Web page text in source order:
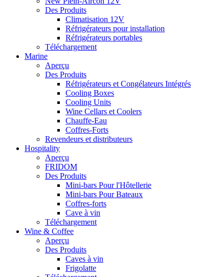
Des Produits
Climatisation 12V
Réfrigérateurs pour installation
Réfrigérateurs portables
Téléchargement
Marine
Aperçu
Des Produits
Réfrigérateurs et Congélateurs Intégrés
Cooling Boxes
Cooling Units
Wine Cellars et Coolers
Chauffe-Eau
Coffres-Forts
Revendeurs et distributeurs
Hospitality
Aperçu
FRIDOM
Des Produits
Mini-bars Pour l'Hôtellerie
Mini-bars Pour Bateaux
Coffres-forts
Cave à vin
Téléchargement
Wine & Coffee
Aperçu
Des Produits
Caves à vin
Frigolatte